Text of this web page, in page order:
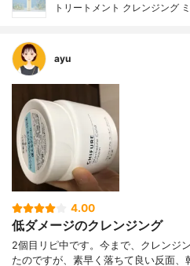
トリートメント クレンジング
ayu
4.00
低ダメージのクレンジング
2個目リピ中です。今まで、クレンジ
たのですが、素早く落ちて良い反面